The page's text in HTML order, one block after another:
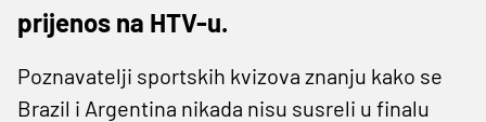
prijenos na HTV-u.
Poznavatelji sportskih kvizova znanju kako se
Brazil i Argentina nikada nisu susreli u finalu